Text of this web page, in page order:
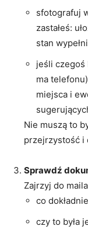
sfotografuj
zastałeś:
stan
jeśli czegoś
ma
miejsca i
Nie muszą to
przejrzystość i
Sprawdź
Zajrzyj do
co
czy to była